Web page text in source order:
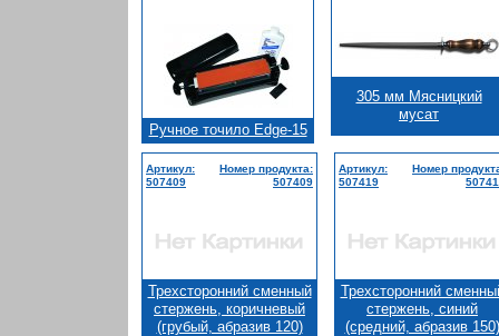
Ручное точило Edge-15
305 мм Мясницкий
мусат
Артикул:
507409
Номер продукта:
507409
Трехсторонний сменный
стержень, коричневый
(грубый, абразив 120)
Артикул:
507419
Номер
Трехсторонний
стержень, синий
(средний, абразив 150)